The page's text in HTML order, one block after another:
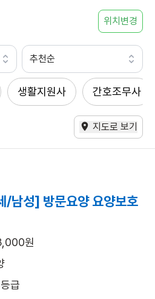
위치변경
추천순
생활지원사 간호조무사
지도로 보기
성] 방문요양 요양보호
원
급